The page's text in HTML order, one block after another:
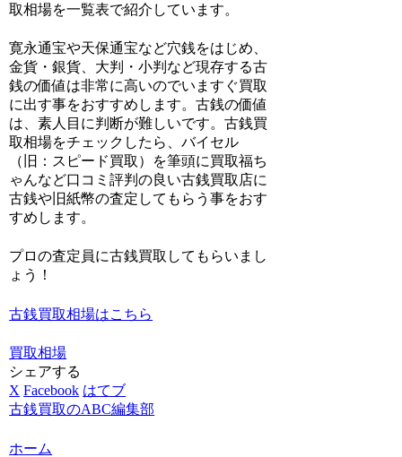
取相場を一覧表で紹介しています。
寛永通宝や天保通宝など穴銭をはじめ、
金貨・銀貨、大判・小判など現存する古
銭の価値は非常に高いのでいますぐ買取
に出す事をおすすめします。古銭の価値
は、素人目に判断が難しいです。古銭買
取相場をチェックしたら、バイセル
（旧：スピード買取）を筆頭に買取福ち
ゃんなど口コミ評判の良い古銭買取店に
古銭や旧紙幣の査定してもらう事をおす
すめします。
プロの査定員に古銭買取してもらいまし
ょう！
古銭買取相場はこちら
買取相場
シェアする
X Facebook はてブ
古銭買取のABC編集部
ホーム